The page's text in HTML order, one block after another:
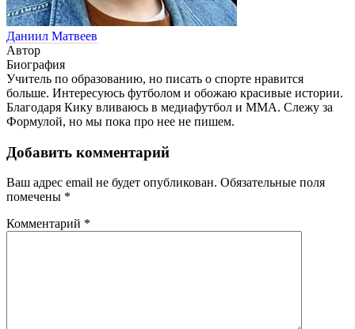
Даниил Матвеев
Автор
Биография
Учитель по образованию, но писать о спорте нравится
больше. Интересуюсь футболом и обожаю красивые истории.
Благодаря Кику вливаюсь в медиафутбол и ММА. Слежу за
Формулой, но мы пока про нее не пишем.
Добавить комментарий
Ваш адрес email не будет опубликован. Обязательные поля
помечены *
Комментарий *